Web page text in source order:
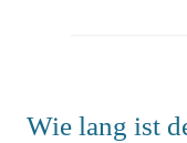
Wie lang ist